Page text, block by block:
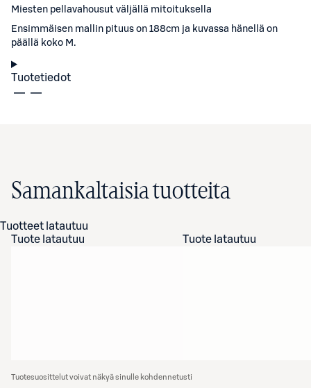
Miesten pellavahousut väljällä mitoituksella
Ensimmäisen mallin pituus on 188cm ja kuvassa hänellä on
päällä koko M.
Tuotetiedot
Samankaltaisia tuotteita
Tuotteet latautuu
Tuote latautuu
Tuote latautuu
Tuotesuosittelut voivat näkyä sinulle kohdennetusti